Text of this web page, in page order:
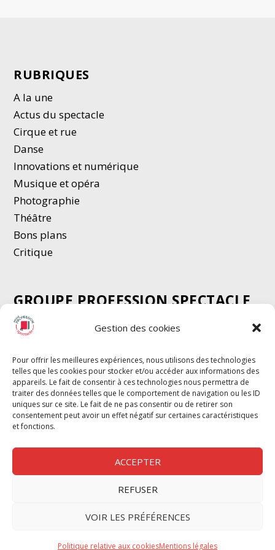
Gestion des cookies
Pour offrir les meilleures expériences, nous utilisons des technologies
telles que les cookies pour stocker et/ou accéder aux informations des
appareils. Le fait de consentir à ces technologies nous permettra de
traiter des données telles que le comportement de navigation ou les ID
uniques sur ce site. Le fait de ne pas consentir ou de retirer son
consentement peut avoir un effet négatif sur certaines caractéristiques
et fonctions.
ACCEPTER
REFUSER
VOIR LES PRÉFÉRENCES
Politique relative aux cookiesMentions légales
RUBRIQUES
A la une
Actus du spectacle
Cirque et rue
Danse
Innovations et numérique
Musique et opéra
Photographie
Théâtre
Bons plans
Critique
GROUPE PROFESSION SPECTACLE
Chèque Intermittents
Chèque Compta
Chèque Emploi Spectacle
G-Pods
Profession Audio-visuel
Le Cahier Pro
Suivre Suivre
Nous contacter